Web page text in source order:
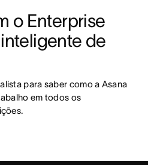
o Enterprise
de
para saber como a Asana
em todos os